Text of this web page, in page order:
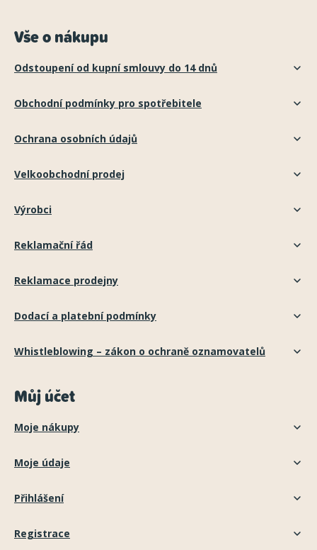
Vše o nákupu
Odstoupení od kupní smlouvy do 14 dnů
Obchodní podmínky pro spotřebitele
Ochrana osobních údajů
Velkoobchodní prodej
Výrobci
Reklamační řád
Reklamace prodejny
Dodací a platební podmínky
Whistleblowing – zákon o ochraně oznamovatelů
Můj účet
Moje nákupy
Moje údaje
Přihlášení
Registrace